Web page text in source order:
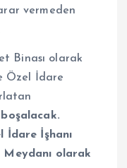
vermeden
Binası olarak
Özel İdare
boşalacak.
İdare İşhanı
Meydanı olarak